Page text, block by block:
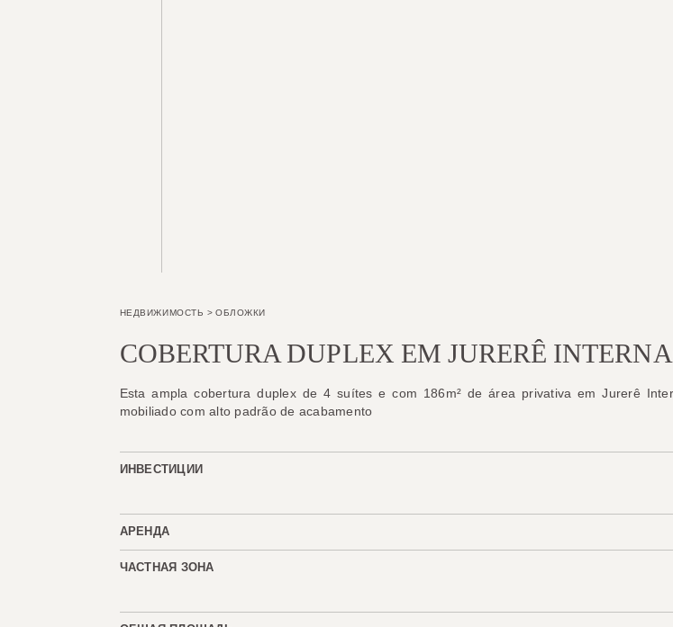
НЕДВИЖИМОСТЬ >ОБЛОЖКИ
COBERTURA DUPLEX EM JURERÊ
Esta ampla cobertura duplex de 4 suítes e com 186m² de área privativa em Jurerê
mobiliado com alto padrão de acabamento
ИНВЕСТИЦИИ
АРЕНДА
ЧАСТНАЯ ЗОНА